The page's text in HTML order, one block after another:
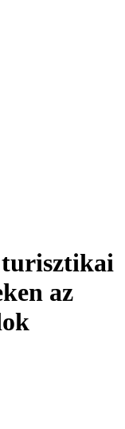
turisztikai
az